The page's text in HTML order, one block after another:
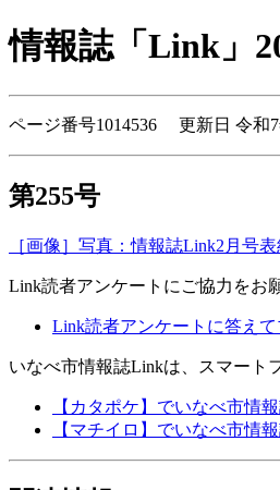
情報誌「Link」
ページ番号1014536 更新日 令和7
第255号
［画像］写真：情報誌Link2月号
Link読者アンケートにご協力をお
Link読者アンケートに答え
いなべ市情報誌Linkは、スマート
【カタポケ】でいなべ市情
【マチイロ】でいなべ市情